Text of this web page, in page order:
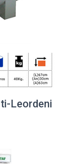
Leordeni